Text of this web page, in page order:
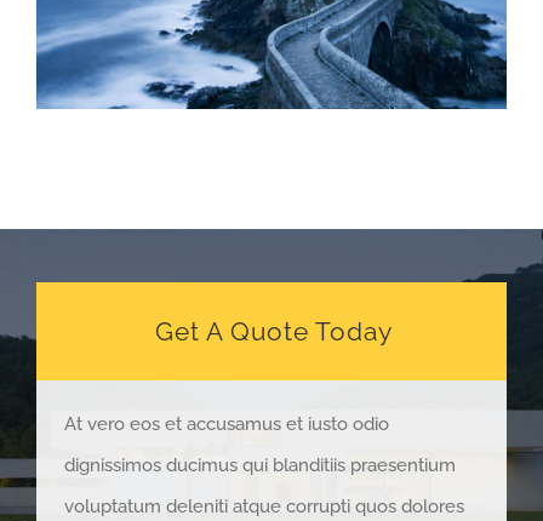
Get A Quote Today
At vero eos et accusamus et iusto odio
dignissimos ducimus qui blanditiis praesentium
voluptatum deleniti atque corrupti quos dolores